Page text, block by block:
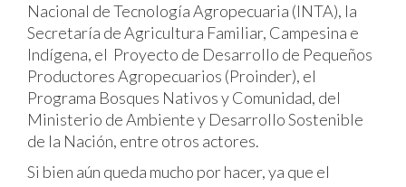
Nacional de Tecnología Agropecuaria (INTA), la
Secretaría de Agricultura Familiar, Campesina e
Indígena, el Proyecto de Desarrollo de Pequeños
Productores Agropecuarios (Proinder), el
Programa Bosques Nativos y Comunidad, del
Ministerio de Ambiente y Desarrollo Sostenible
de la Nación, entre otros actores.
Si bien aún queda mucho por hacer, ya que el